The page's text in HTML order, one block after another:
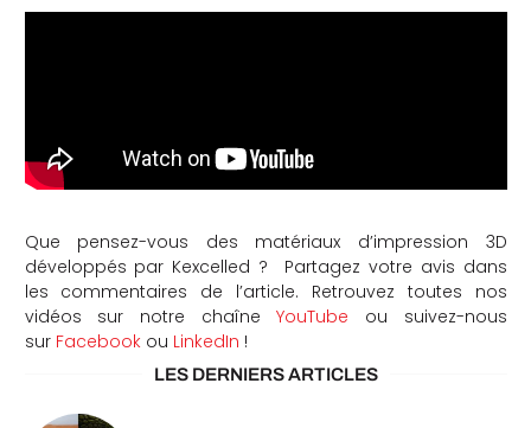
Que pensez-vous des matériaux d’impression 3D
développés par Kexcelled ? Partagez votre avis dans
les commentaires de l’article. Retrouvez toutes nos
vidéos sur notre chaîneYouTube ou suivez-nous
sur Facebookou LinkedIn !
LES DERNIERS ARTICLES